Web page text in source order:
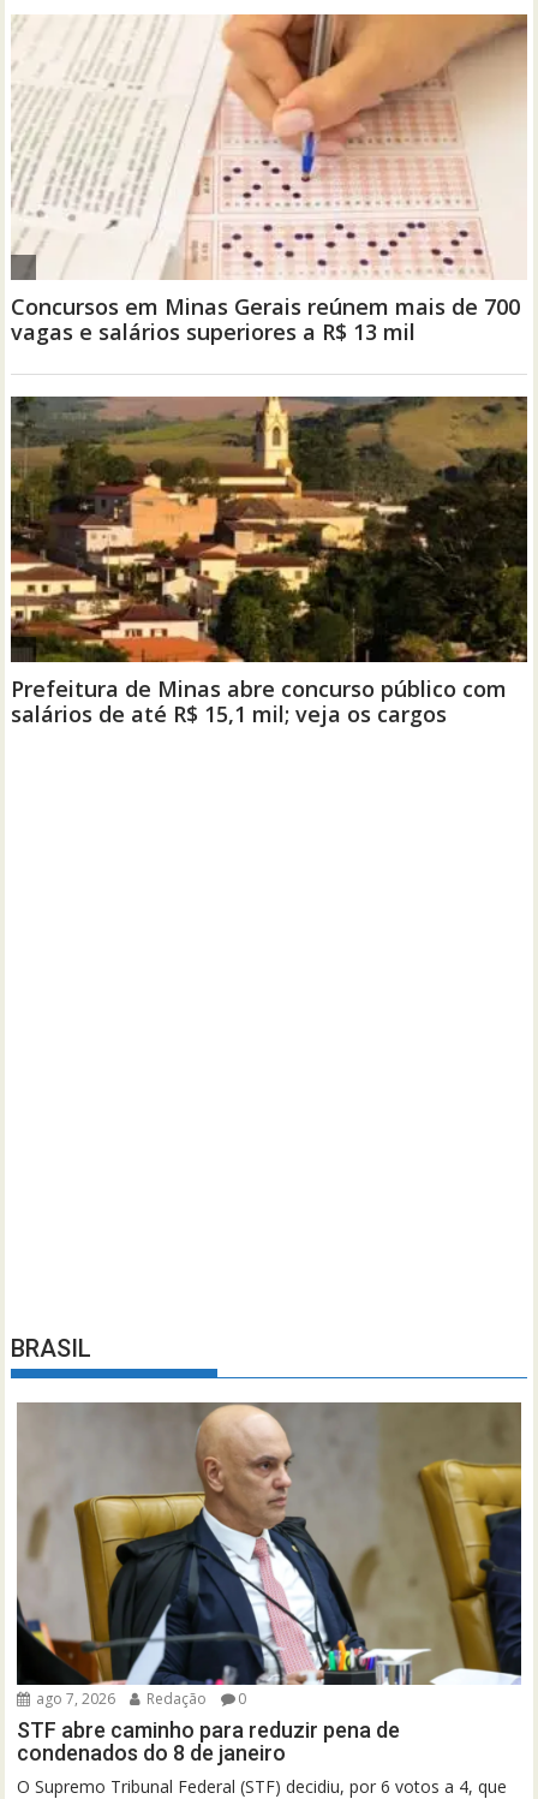
BRASIL
ago 7, 2026 Redação 0
STF abre caminho para reduzir pena de
condenados do 8 de janeiro
O Supremo Tribunal Federal (STF) decidiu, por 6 votos a 4, que